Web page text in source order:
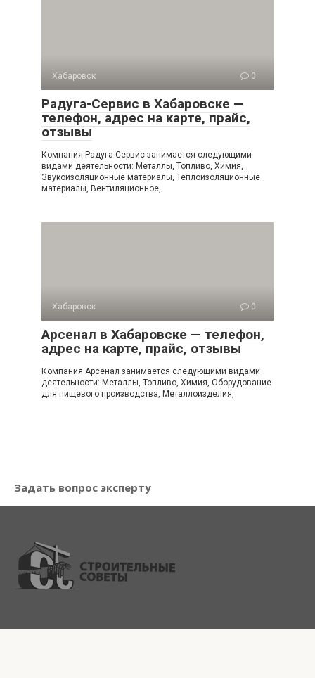
Хабаровск 0
Радуга-Сервис в Хабаровске —
телефон, адрес на карте, прайс,
отзывы
Компания Радуга-Сервис занимается следующими
видами деятельности: Металлы, Топливо, Химия,
Звукоизоляционные материалы, Теплоизоляционные
материалы, Вентиляционное,
Хабаровск 0
Арсенал в Хабаровске — телефон,
адрес на карте, прайс, отзывы
Компания Арсенал занимается следующими видами
деятельности: Металлы, Топливо, Химия, Оборудование
для пищевого производства, Металлоизделия,
Задать вопрос эксперту